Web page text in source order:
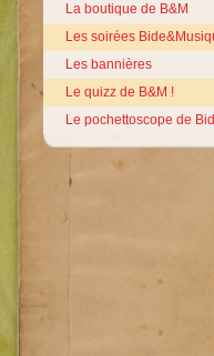
La boutique de B&M
Les soirées
Les bannières
Le quizz de B&M !
Le pochettoscope de